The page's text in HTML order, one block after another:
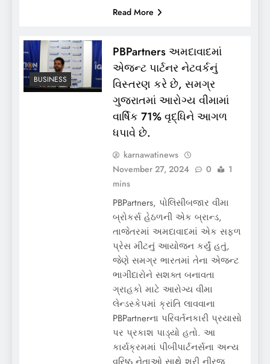
Read More
BUSINESS
PBPartners અમદાવાદમાં
એજન્ટ પાર્ટનર નેટવર્કનું
વિસ્તરણ કરે છે, સમગ્ર
ગુજરાતમાં આરોગ્ય વીમામાં
વાર્ષિક 71% વૃદ્ધિને આગળ
ધપાવે છે.
karnawatinews
November 27, 2024
0
1
mins
PBPartners, પોલિસીબજાર વીમા
બ્રોકર્સ હેઠળની એક બ્રાન્ડ,
તાજેતરમાં અમદાવાદમાં એક સફળ
પ્રેસ મીટનું આયોજન કર્યું હતું,
જેણે સમગ્ર ભારતમાં તેના એજન્ટ
ભાગીદારોને સશક્ત બનાવતા
ગ્રાહકો માટે આરોગ્ય વીમા
લેન્ડસ્કેપમાં ક્રાંતિ લાવવાના
PBPartnerના પરિવર્તનકારી પ્રયાસો
પર પ્રકાશ પાડ્યો હતો. આ
કાર્યક્રમમાં પીબીપાર્ટનર્સના અન્ય